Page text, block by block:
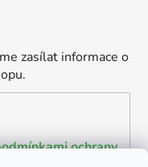
zasílat informace o
ochrany